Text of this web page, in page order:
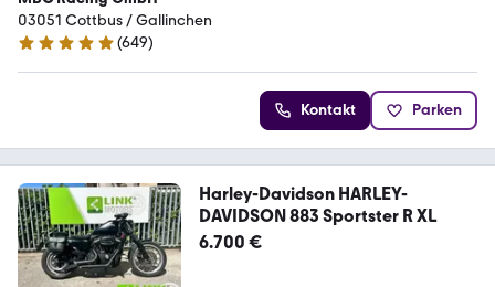
03051 Cottbus / Gallinchen
4.8 Sterne
(649)
Kontakt Parken
Harley-Davidson HARLEY-
DAVIDSON 883 Sportster R XL
6.700 €